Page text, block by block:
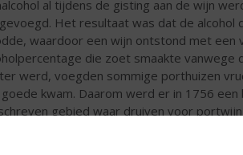
al tijdens de gisting aan de wijn
Het resultaat was dat de alcohol
waardoor een wijn ontstond met een
die zoet smaakte
werd, voegden sommige porthuizen
kwam. Daarom werd er in 1756
gebied waar druiven voor
verschillende soorten port aan moeten
opbrengsten per perceel